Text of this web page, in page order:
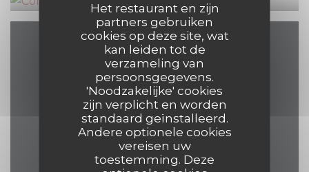
Het restaurant en zijn
partners gebruiken
cookies op deze site, wat
kan leiden tot de
verzameling van
persoonsgegevens.
'Noodzakelijke' cookies
zijn verplicht en worden
standaard geïnstalleerd.
Andere optionele cookies
vereisen uw
toestemming. Deze
Plattegrond en
Contact
17 Grand Place 7500 Tournai
069 84 30 35